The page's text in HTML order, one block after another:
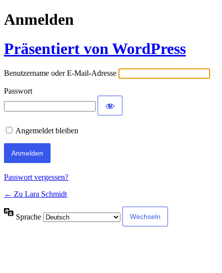
Anmelden
Präsentiert von WordPress
Benutzername oder E-Mail-Adresse
Passwort
Angemeldet bleiben
Passwort vergessen?
← Zu Lara Schmidt
Sprache